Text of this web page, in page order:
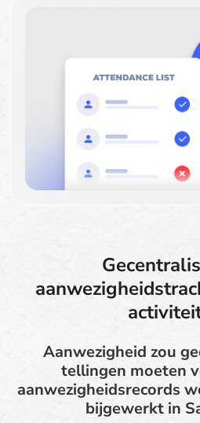
Aanwezigheid zou
tellingen moeten
aanwezigheidsrecords
bijgewerkt in